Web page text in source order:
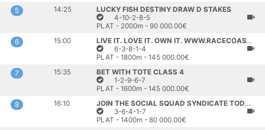
5 14:25
LUCKY FISH DESTINY DRAW D STAKES
4-10-2-8-5
PLAT - 2000m - 90 000.00€
6 15:00
LIVE IT. LOVE IT. OWN IT. WWW.RACECOAST.CO.ZA CLASS 4
6-3-8-1-4
PLAT - 1800m - 145 000.00€
7 15:35
BET WITH TOTE CLASS 4
1-2-9-6-7
PLAT - 1600m - 145 000.00€
8 16:10
JOIN THE SOCIAL SQUAD SYNDICATE TODAY WWW.SOCIALSQUAD.CO.ZA APPRENTICE CLASS 5
3-6-4-1-7
PLAT - 1400m - 80 000.00€